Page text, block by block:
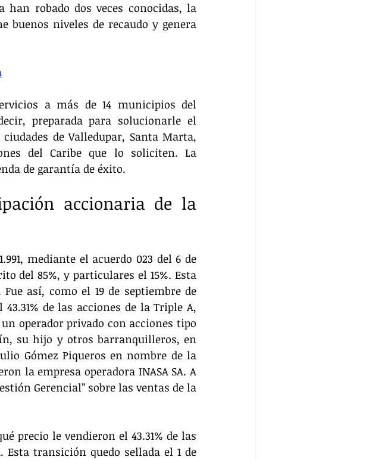
robado dos veces conocidas, la
buenos niveles de recaudo y genera
a más de 14 municipios del
preparada para solucionarle el
de Valledupar, Santa Marta,
del Caribe que lo soliciten. La
de garantía de éxito.
accionaria de la
mediante el acuerdo 023 del 6 de
del 85%, y particulares el 15%. Esta
así, como el 19 de septiembre de
43.31% de las acciones de la Triple A,
operador privado con acciones tipo
su hijo y otros barranquilleros, en
Gómez Piqueros en nombre de la
la empresa operadora INASA SA. A
Gerencial” sobre las ventas de la
precio le vendieron el 43.31% de las
Esta transición quedo sellada el 1 de